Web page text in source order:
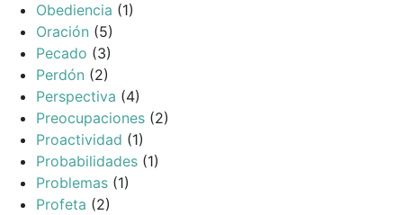
Obediencia (1)
Oración (5)
Pecado (3)
Perdón (2)
Perspectiva (4)
Preocupaciones (2)
Proactividad (1)
Probabilidades (1)
Problemas (1)
Profeta (2)